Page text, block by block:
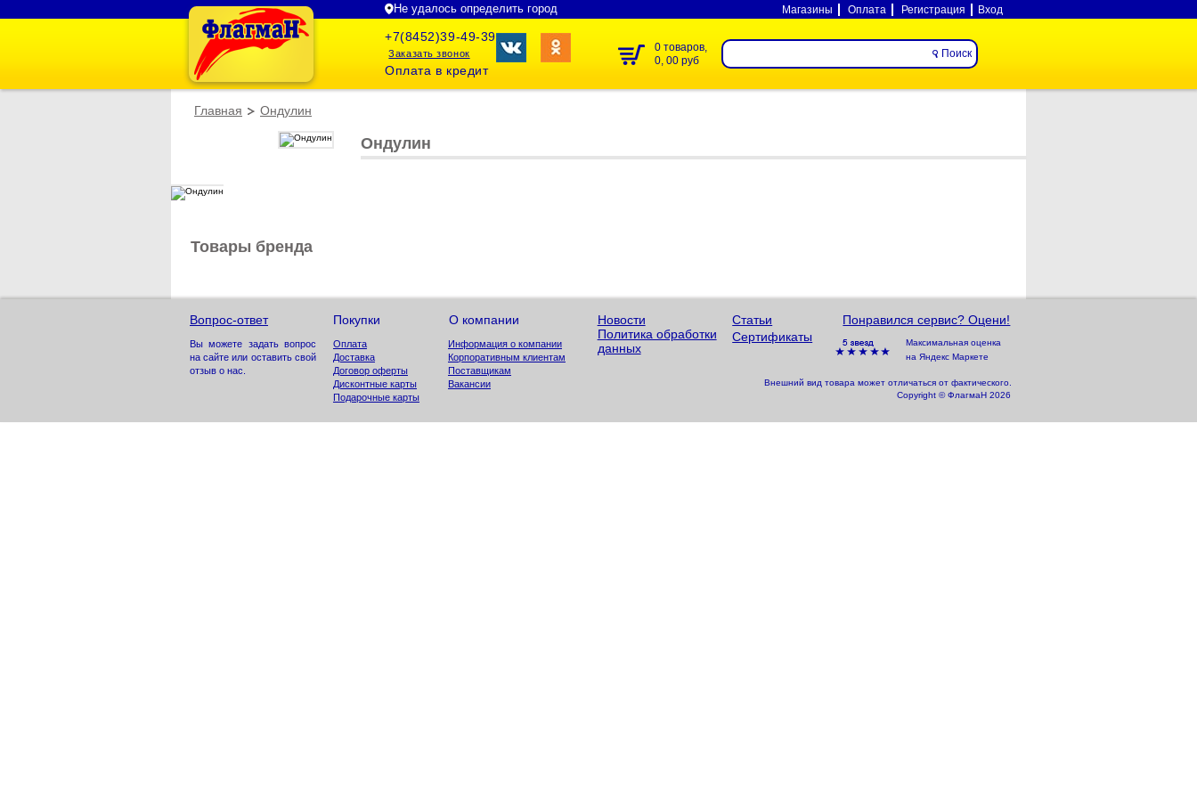
Не удалось определить город Магазины Оплата Регистрация Вход
+7(8452)39-49-39
Заказать звонок
Оплата в кредит
0 товаров,
0, 00 руб
Главная Ондулин
Ондулин
Товары бренда
Вопрос-ответ
Вы можете задать вопрос
на сайте или оставить свой
отзыв о нас.
Покупки
Оплата
Доставка
Договор оферты
Дисконтные карты
Подарочные карты
О компании
Информация о компании
Корпоративным клиентам
Поставщикам
Вакансии
Новости
Политика обработки
данных
Статьи
Сертификаты
Понравился сервис? Оцени!
Максимальная оценка
на Яндекс Маркете
Внешний вид товара может отличаться от фактического.
Copyright © ФлагмаН 2026